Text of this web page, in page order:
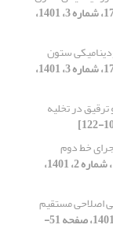
[دوره 17، شماره 3، 1401،
ستون
[دوره 17، شماره 3، 1401،
در تخلیه
خط دوم
[دوره 17، شماره 2، 1401،
اصلاحی مستقیم
[دوره 17، شماره 4، 1401، صفحه 51-